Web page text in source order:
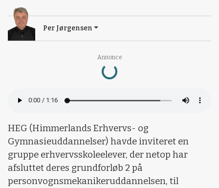
Annonce
Loading...
Per Jørgensen
HEG (Himmerlands Erhvervs- og
Gymnasieuddannelser) havde inviteret en
gruppe erhvervsskoleelever, der netop har
afsluttet deres grundforløb 2 på
personvognsmekanikeruddannelsen, til